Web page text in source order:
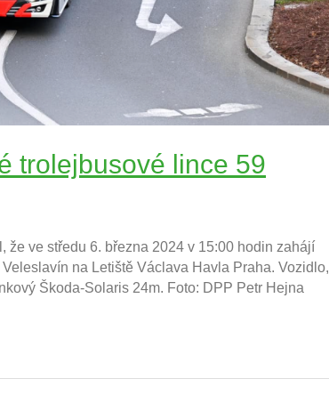
trolejbusové lince 59
ve středu 6. března 2024 v 15:00 hodin zahájí
na Letiště Václava Havla Praha. Vozidlo,
Škoda-Solaris 24m. Foto: DPP Petr Hejna